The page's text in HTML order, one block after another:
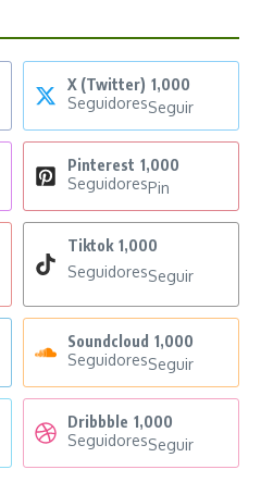
X (Twitter) 1,000
SeguidoresSeguir
Pinterest 1,000
SeguidoresPin
Tiktok 1,000
SeguidoresSeguir
Soundcloud 1,000
SeguidoresSeguir
Dribbble 1,000
SeguidoresSeguir